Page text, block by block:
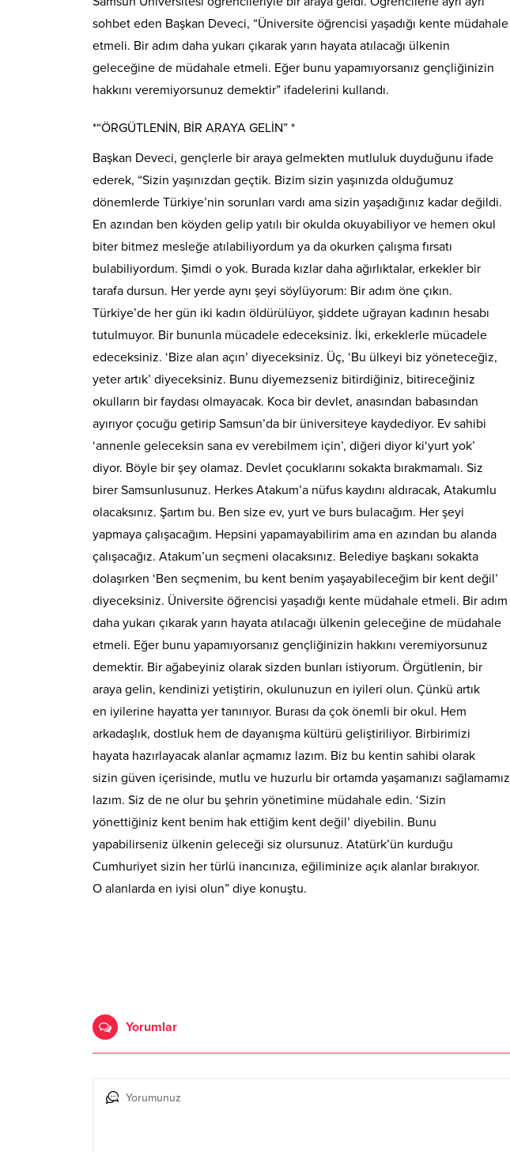
sohbet eden Başkan Deveci, “Üniversite öğrencisi yaşadığı kente müdahale
etmeli. Bir adım daha yukarı çıkarak yarın hayata atılacağı ülkenin
geleceğine de müdahale etmeli. Eğer bunu yapamıyorsanız gençliğinizin
hakkını veremiyorsunuz demektir” ifadelerini kullandı.
*“ÖRGÜTLENİN, BİR ARAYA GELİN” *
Başkan Deveci, gençlerle bir araya gelmekten mutluluk duyduğunu ifade
ederek, “Sizin yaşınızdan geçtik. Bizim sizin yaşınızda olduğumuz
dönemlerde Türkiye’nin sorunları vardı ama sizin yaşadığınız kadar değildi.
En azından ben köyden gelip yatılı bir okulda okuyabiliyor ve hemen okul
biter bitmez mesleğe atılabiliyordum ya da okurken çalışma fırsatı
bulabiliyordum. Şimdi o yok. Burada kızlar daha ağırlıktalar, erkekler bir
tarafa dursun. Her yerde aynı şeyi söylüyorum: Bir adım öne çıkın.
Türkiye’de her gün iki kadın öldürülüyor, şiddete uğrayan kadının hesabı
tutulmuyor. Bir bununla mücadele edeceksiniz. İki, erkeklerle mücadele
edeceksiniz. ‘Bize alan açın’ diyeceksiniz. Üç, ‘Bu ülkeyi biz yöneteceğiz,
yeter artık’ diyeceksiniz. Bunu diyemezseniz bitirdiğiniz, bitireceğiniz
okulların bir faydası olmayacak. Koca bir devlet, anasından babasından
ayırıyor çocuğu getirip Samsun’da bir üniversiteye kaydediyor. Ev sahibi
‘annenle geleceksin sana ev verebilmem için’, diğeri diyor ki‘yurt yok’
diyor. Böyle bir şey olamaz. Devlet çocuklarını sokakta bırakmamalı. Siz
birer Samsunlusunuz. Herkes Atakum’a nüfus kaydını aldıracak, Atakumlu
olacaksınız. Şartım bu. Ben size ev, yurt ve burs bulacağım. Her şeyi
yapmaya çalışacağım. Hepsini yapamayabilirim ama en azından bu alanda
çalışacağız. Atakum’un seçmeni olacaksınız. Belediye başkanı sokakta
dolaşırken ‘Ben seçmenim, bu kent benim yaşayabileceğim bir kent değil’
diyeceksiniz. Üniversite öğrencisi yaşadığı kente müdahale etmeli. Bir adım
daha yukarı çıkarak yarın hayata atılacağı ülkenin geleceğine de müdahale
etmeli. Eğer bunu yapamıyorsanız gençliğinizin hakkını veremiyorsunuz
demektir. Bir ağabeyiniz olarak sizden bunları istiyorum. Örgütlenin, bir
araya gelin, kendinizi yetiştirin, okulunuzun en iyileri olun. Çünkü artık
en iyilerine hayatta yer tanınıyor. Burası da çok önemli bir okul. Hem
arkadaşlık, dostluk hem de dayanışma kültürü geliştiriliyor. Birbirimizi
hayata hazırlayacak alanlar açmamız lazım. Biz bu kentin sahibi olarak
sizin güven içerisinde, mutlu ve huzurlu bir ortamda yaşamanızı sağlamamız
lazım. Siz de ne olur bu şehrin yönetimine müdahale edin. ‘Sizin
yönettiğiniz kent benim hak ettiğim kent değil’ diyebilin. Bunu
yapabilirseniz ülkenin geleceği siz olursunuz. Atatürk’ün kurduğu
Cumhuriyet sizin her türlü inancınıza, eğiliminize açık alanlar bırakıyor.
O alanlarda en iyisi olun” diye konuştu.
Yorumlar